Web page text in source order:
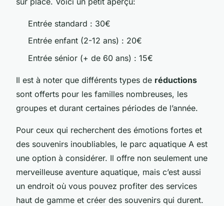
Entrée standard : 30€
Entrée enfant (2-12 ans) : 20€
Entrée sénior (+ de 60 ans) : 15€
Il est à noter que différents types de réductions
sont offerts pour les familles nombreuses, les
groupes et durant certaines périodes de l’année.
Pour ceux qui recherchent des émotions fortes et
des souvenirs inoubliables, le parc aquatique A est
une option à considérer. Il offre non seulement une
merveilleuse aventure aquatique, mais c’est aussi
un endroit où vous pouvez profiter des services
haut de gamme et créer des souvenirs qui durent.